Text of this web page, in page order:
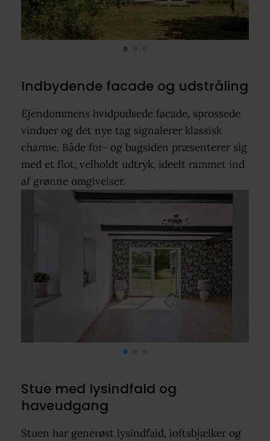
Indbydende facade og udstråling
Ejendommens hvidpudsede facade, sprossede
vinduer og det nye tag signalerer klassisk
charme. Både for- og bagsiden præsenterer sig
med et flot, velholdt udtryk, ideelt rammet ind
af grønne omgivelser.
Stue med lysindfald og
haveudgang
Stuen har generøst lysindfald, loftsbjælker og